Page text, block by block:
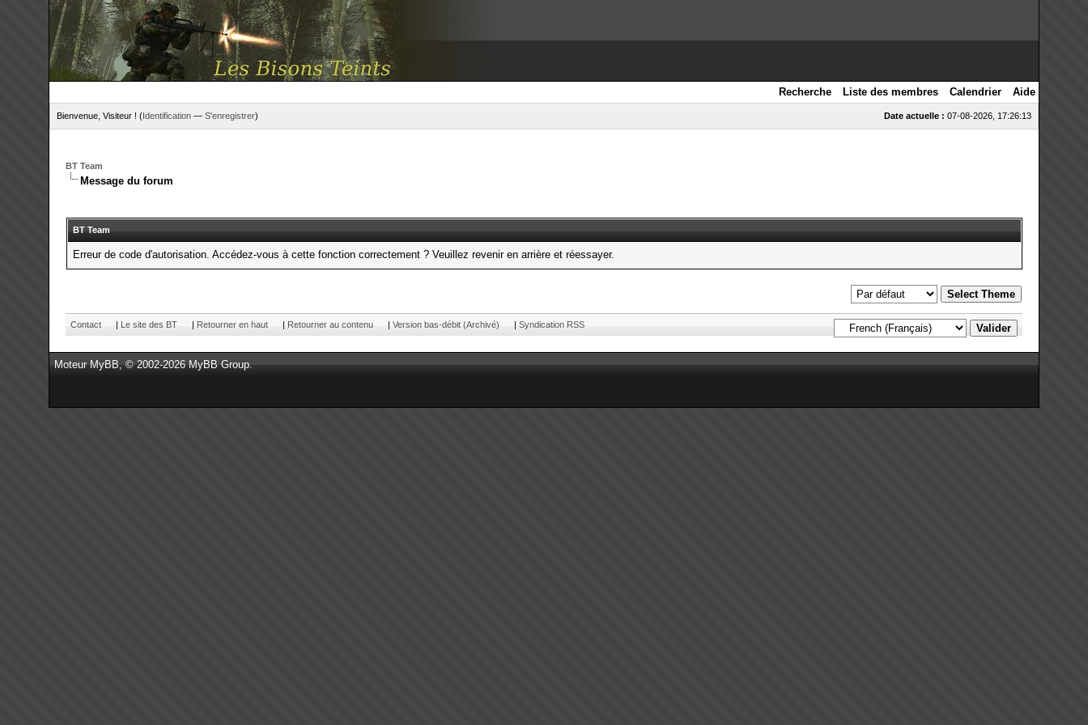
Recherche Liste des membres Calendrier Aide
Date actuelle : 07-08-2026, 17:26:13
Bienvenue, Visiteur ! (Identification —S'enregistrer)
BT Team
Message du forum
BT Team
Erreur de code d'autorisation. Accédez-vous à cette fonction correctement ? Veuillez revenir en arrière et réessayer.
Contact |Le site des BT |Retourner en haut |Retourner au contenu |Version bas-débit (Archivé) |Syndication RSS
MoteurMyBB, © 2002-2026MyBB Group.